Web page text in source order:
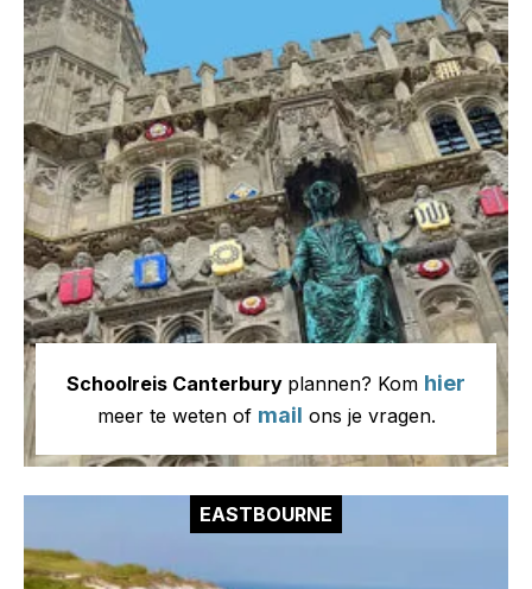
Schoolreis Canterbury plannen? Kom hier
meer te weten of mail ons je vragen.
EASTBOURNE